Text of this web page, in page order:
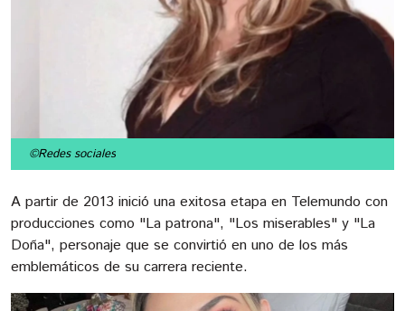
©Redes sociales
A partir de 2013 inició una exitosa etapa en Telemundo con
producciones como "La patrona", "Los miserables" y "La
Doña", personaje que se convirtió en uno de los más
emblemáticos de su carrera reciente.